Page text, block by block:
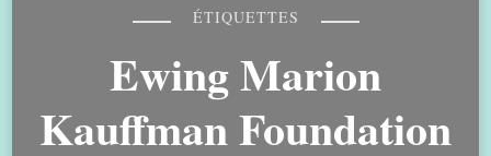
ÉTIQUETTES
Ewing Marion
Kauffman Foundation